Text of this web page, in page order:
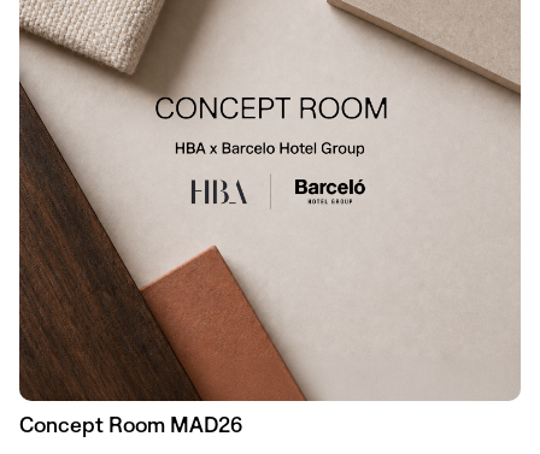
Concept Room MAD26